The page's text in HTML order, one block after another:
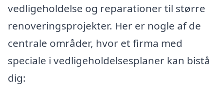
vedligeholdelse og reparationer til større
renoveringsprojekter. Her er nogle af de
centrale områder, hvor et firma med
speciale i vedligeholdelsesplaner kan bistå
dig: